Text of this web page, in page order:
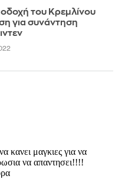
του Κρεμλίνου
για συνάντηση